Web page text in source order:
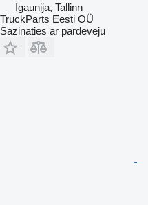
Igaunija, Tallinn
TruckParts Eesti OÜ
Sazināties ar pārdevēju